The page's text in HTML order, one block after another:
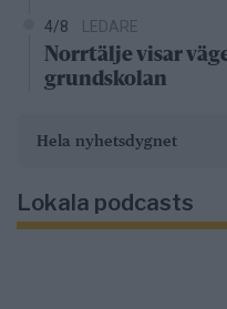
4/8 LEDARE
Norrtälje visar
grundskolan
Hela nyhetsdygnet
Lokala podcasts